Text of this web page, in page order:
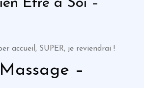
Être à Soi –
accueil, SUPER, je reviendrai !
–